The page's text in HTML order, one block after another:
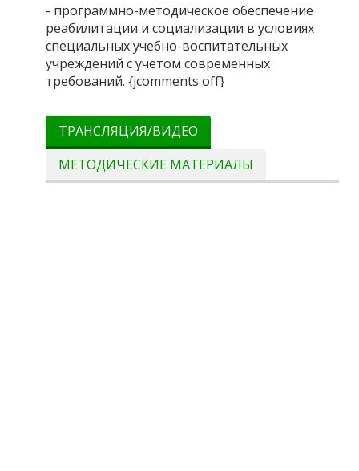
- программно-методическое обеспечение
реабилитации и социализации в условиях
специальных учебно-воспитательных
учреждений с учетом современных
требований. {jcomments off}
ТРАНСЛЯЦИЯ/ВИДЕО
МЕТОДИЧЕСКИЕ МАТЕРИАЛЫ